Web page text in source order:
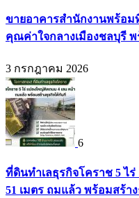
ขายอาคารสำนักงานพร้อ
คุณค่าใจกลางเมืองชลบุรี พ
3 กรกฎาคม 2026
6
ที่ดินทำเลธุรกิจโคราช 5 ไ
51 เมตร ถมแล้ว พร้อมสร้า